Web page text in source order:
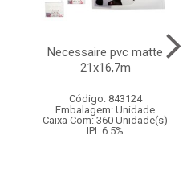
Necessaire pvc matte
21x16,7m
Código: 843124
Embalagem: Unidade
Caixa Com: 360 Unidade(s)
IPI: 6.5%